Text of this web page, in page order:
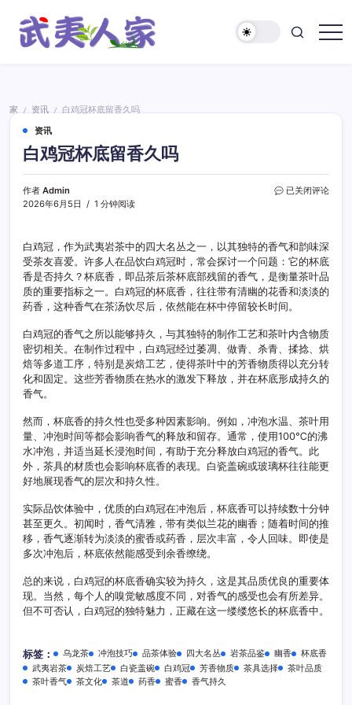
家
家 / 资讯 /
白鸡冠杯底留香久吗
资讯
白鸡冠杯底留香久吗
作者 Admin
2026年6月5日
1 分钟阅读
白
底
留
香
久
吗
已关闭评论
白鸡冠，作为武夷岩茶中的四大名丛之一，以其独特的香气和韵味深
受茶友喜爱。许多人在品饮白鸡冠时，常会探讨一个问题：它的杯底
香是否持久？杯底香，即品茶后茶杯底部残留的香气，是衡量茶叶品
质的重要指标之一。白鸡冠的杯底香，往往带有清幽的花香和淡淡的
药香，这种香气在茶汤饮尽后，依然能在杯中停留较长时间。
白鸡冠的香气之所以能够持久，与其独特的制作工艺和茶叶内含物质
密切相关。在制作过程中，白鸡冠经过萎凋、做青、杀青、揉捻、烘
焙等多道工序，特别是炭焙工艺，使得茶叶中的芳香物质得以充分转
化和固定。这些芳香物质在热水的激发下释放，并在杯底形成持久的
香气。
然而，杯底香的持久性也受多种因素影响。例如，冲泡水温、茶叶用
量、冲泡时间等都会影响香气的释放和留存。通常，使用100℃的沸
水冲泡，并适当延长浸泡时间，有助于充分释放白鸡冠的香气。此
外，茶具的材质也会影响杯底香的表现。白瓷盖碗或玻璃杯往往能更
好地展现香气的层次和持久性。
实际品饮体验中，优质的白鸡冠在冲泡后，杯底香可以持续数十分钟
甚至更久。初闻时，香气清雅，带有类似兰花的幽香；随着时间的推
移，香气逐渐转为淡淡的蜜香或药香，层次丰富，令人回味。即使是
多次冲泡后，杯底依然能感受到余香缭绕。
总的来说，白鸡冠的杯底香确实较为持久，这是其品质优良的重要体
现。当然，每个人的嗅觉敏感度不同，对香气的感受也会有所差异。
但不可否认，白鸡冠的独特魅力，正藏在这一缕缕悠长的杯底香中。
标签： 乌龙茶 冲泡技巧 品茶体验 四大名丛 岩茶品鉴 幽香
杯底香
武夷岩茶
炭焙工艺 白瓷盖碗 白鸡冠 芳香物质 茶具选择
茶叶品质
茶叶香气
茶文化 茶道 药香 蜜香 香气持久